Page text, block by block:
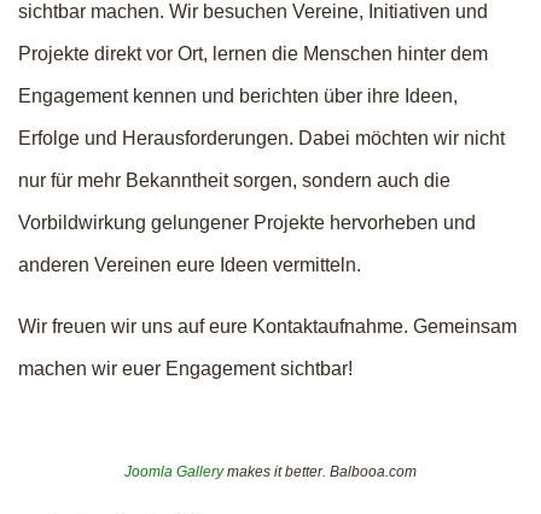
sichtbar machen. Wir besuchen Vereine, Initiativen und
Projekte direkt vor Ort, lernen die Menschen hinter dem
Engagement kennen und berichten über ihre Ideen,
Erfolge und Herausforderungen. Dabei möchten wir nicht
nur für mehr Bekanntheit sorgen, sondern auch die
Vorbildwirkung gelungener Projekte hervorheben und
anderen Vereinen eure Ideen vermitteln.
Wir freuen wir uns auf eure Kontaktaufnahme. Gemeinsam
machen wir euer Engagement sichtbar!
Joomla Gallerymakes it better. Balbooa.com